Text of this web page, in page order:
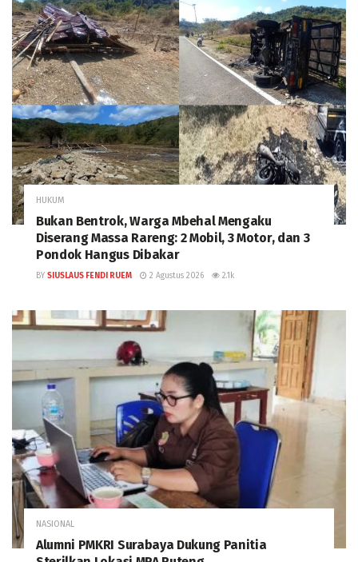
HUKUM
Bukan Bentrok, Warga Mbehal Mengaku
Diserang Massa Rareng: 2 Mobil, 3 Motor, dan 3
Pondok Hangus Dibakar
BY SIUSLAUS FENDI RUEM 2 Agustus 2026 2.1k
NASIONAL
Alumni PMKRI Surabaya Dukung Panitia